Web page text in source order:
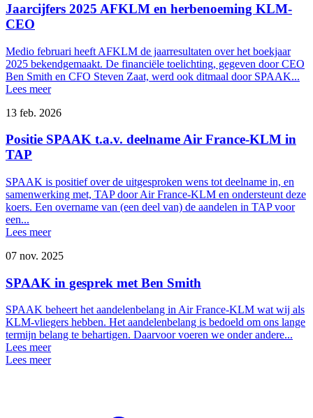
Jaarcijfers 2025 AFKLM en herbenoeming KLM-
CEO
Medio februari heeft AFKLM de jaarresultaten over het boekjaar
2025 bekendgemaakt. De financiële toelichting, gegeven door CEO
Ben Smith en CFO Steven Zaat, werd ook ditmaal door SPAAK...
Lees meer
13 feb. 2026
Positie SPAAK t.a.v. deelname Air France-KLM in
TAP
SPAAK is positief over de uitgesproken wens tot deelname in, en
samenwerking met, TAP door Air France-KLM en ondersteunt deze
koers. Een overname van (een deel van) de aandelen in TAP voor
een...
Lees meer
07 nov. 2025
SPAAK in gesprek met Ben Smith
SPAAK beheert het aandelenbelang in Air France-KLM wat wij als
KLM-vliegers hebben. Het aandelenbelang is bedoeld om ons lange
termijn belang te behartigen. Daarvoor voeren we onder andere...
Lees meer
Lees meer